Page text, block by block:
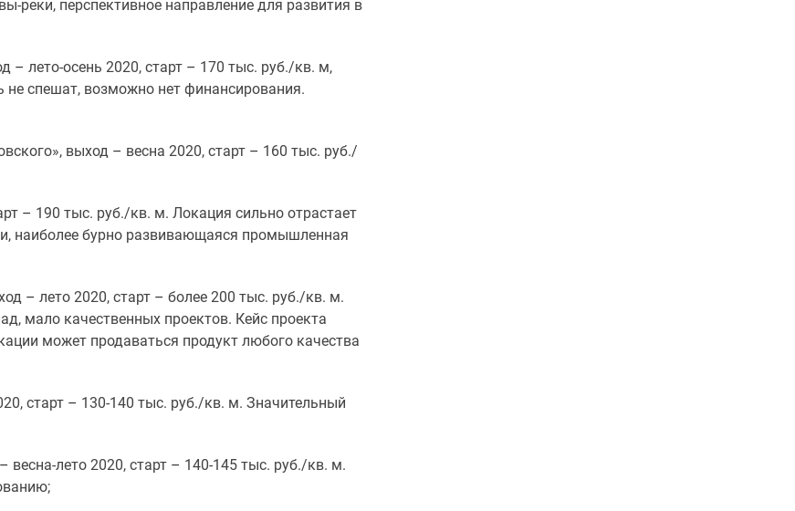
реки, перспективное направление для развития в
– лето-осень 2020, старт – 170 тыс. руб./кв. м,
спешат, возможно нет финансирования.
выход – весна 2020, старт – 160 тыс. руб./
– 190 тыс. руб./кв. м. Локация сильно отрастает
наиболее бурно развивающаяся промышленная
– лето 2020, старт – более 200 тыс. руб./кв. м.
мало качественных проектов. Кейс проекта
может продаваться продукт любого качества
старт – 130-140 тыс. руб./кв. м. Значительный
– весна-лето 2020, старт – 140-145 тыс. руб./кв. м.